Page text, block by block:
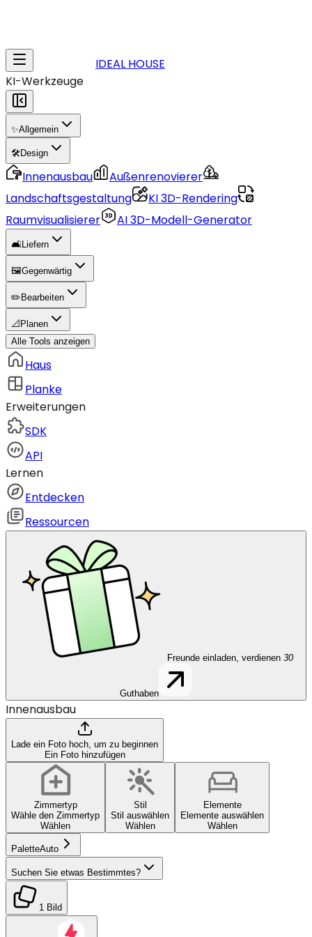
IDEAL HOUSE
KI-Werkzeuge
✨Allgemein
🛠️Design
Innenausbau
Außenrenovierer
Landschaftsgestaltung
KI 3D-Rendering
Raumvisualisierer
AI 3D-Modell-Generator
🛋️Liefern
🖼️Gegenwärtig
✏️ Bearbeiten
📐 Planen
Alle Tools anzeigen
Haus
Planke
Erweiterungen
SDK
API
Lernen
Entdecken
Ressourcen
Freunde einladen, verdienen 30
Guthaben
Innenausbau
Lade ein Foto hoch, um zu beginnen
Ein Foto hinzufügen
Zimmertyp
Wähle den Zimmertyp
Wählen
Stil
Stil auswählen
Wählen
Elemente
Elemente auswählen
Wählen
PaletteAuto
Suchen Sie etwas Bestimmtes?
1 Bild